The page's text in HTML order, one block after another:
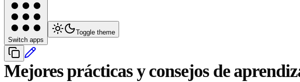
Switch apps
Toggle theme
Mejores prácticas y consejos de